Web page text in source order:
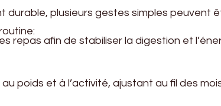
durable, plusieurs gestes simples peuvent
repas afin de stabiliser la digestion et
poids et à l’activité, ajustant au fil des